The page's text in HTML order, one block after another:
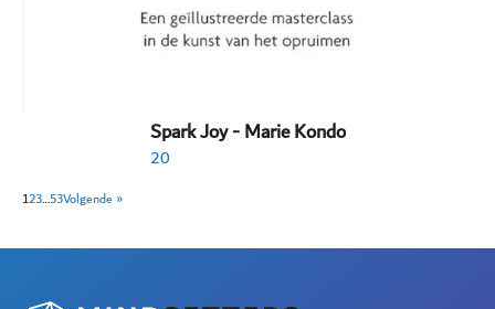
Spark Joy - Marie Kondo
20
123…53Volgende »